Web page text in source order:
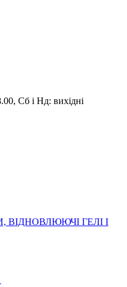
Сб і Нд: вихідні
ВІДНОВЛЮЮЧІ ГЕЛІ І